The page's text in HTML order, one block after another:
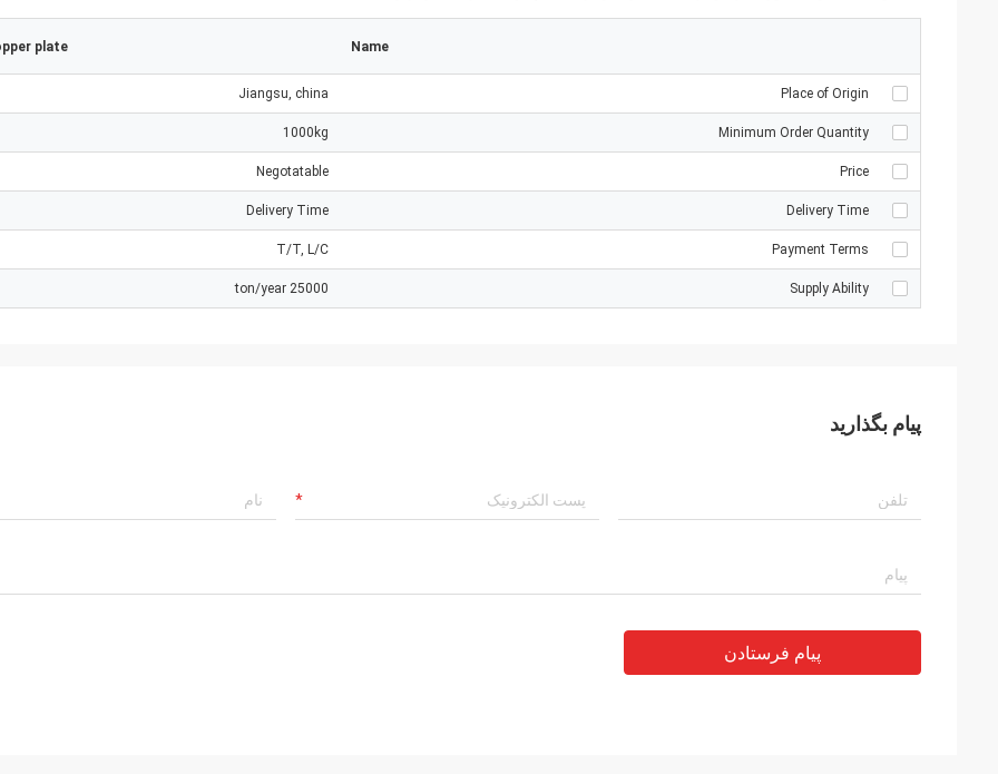
Name
plate
Place of Origin
Jiangsu, china
Minimum Order Quantity
1000kg
Price
Negotatable
Delivery Time
Delivery Time
Payment Terms
T/T, L/C
Supply Ability
25000 ton/year
پیام بگذارید
پیام فرستادن